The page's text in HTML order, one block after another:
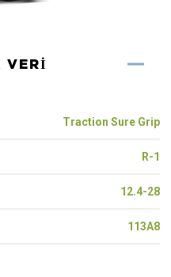
VERI
Traction Sure Grip
R-1
12.4-28
113A8